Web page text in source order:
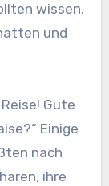
wissen,
und
Gute
Einige
nach
ihre